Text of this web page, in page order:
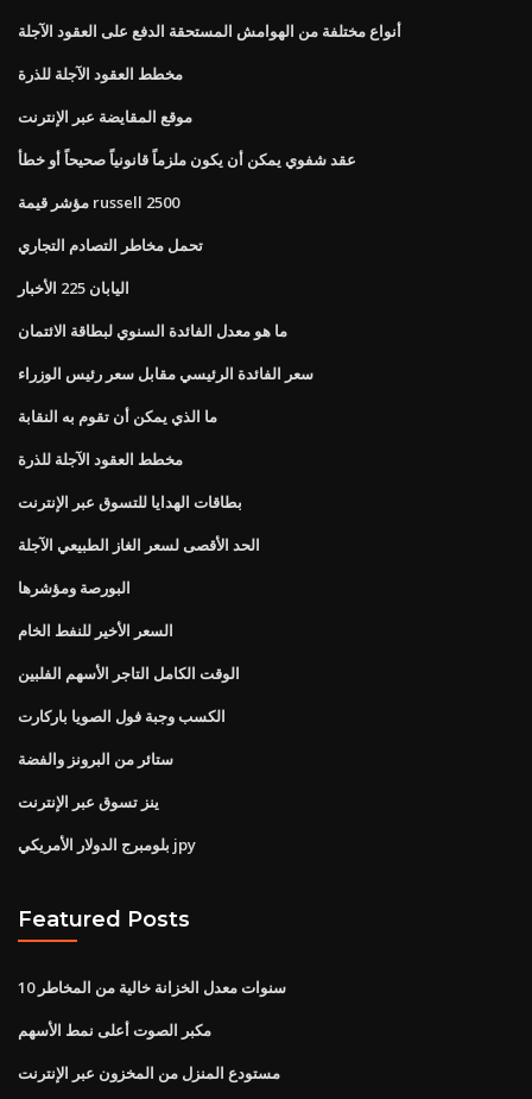
أنواع مختلفة من الهوامش المستحقة الدفع على العقود الآجلة
مخطط العقود الآجلة للذرة
موقع المقايضة عبر الإنترنت
عقد شفوي يمكن أن يكون ملزماً قانونياً صحيحاً أو خطأ
مؤشر قيمة russell 2500
تحمل مخاطر التصادم التجاري
اليابان 225 الأخبار
ما هو معدل الفائدة السنوي لبطاقة الائتمان
سعر الفائدة الرئيسي مقابل سعر رئيس الوزراء
ما الذي يمكن أن تقوم به النقابة
مخطط العقود الآجلة للذرة
بطاقات الهدايا للتسوق عبر الإنترنت
الحد الأقصى لسعر الغاز الطبيعي الآجلة
البورصة ومؤشرها
السعر الأخير للنفط الخام
الوقت الكامل التاجر الأسهم الفلبين
الكسب وجبة فول الصويا باركارت
ستائر من البرونز والفضة
ينز تسوق عبر الإنترنت
بلومبرج الدولار الأمريكي jpy
Featured Posts
10 سنوات معدل الخزانة خالية من المخاطر
مكبر الصوت أعلى نمط الأسهم
مستودع المنزل من المخزون عبر الإنترنت